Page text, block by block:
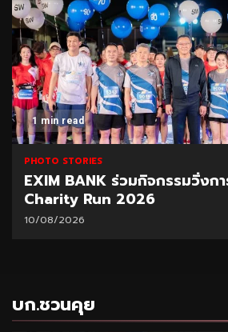
1 min read
PHOTO STORIES
EXIM BANK ร่วมกิจกรรมวิ่งก
Charity Run 2026
10/08/2026
บก.ชวนคุย